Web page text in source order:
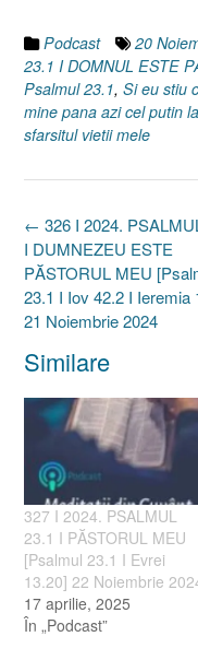
Podcast 20
23.1 I DOMNUL ESTE
Psalmul 23.1, Si eu stiu
mine pana azi cel putin
sfarsitul vietii mele
Post
navigation
← 326 I 2024.
I DUMNEZEU ESTE
PĂSTORUL MEU
23.1 I Iov 42.2 I Ieremia
21 Noiembrie 2024
Similare
327 I 2024. PSALMUL
23.1 I PĂSTORUL MEU
[Psalmul 23.1 I Evrei
13.20] 22 Noiembrie
17 aprilie, 2025
În „Podcast”